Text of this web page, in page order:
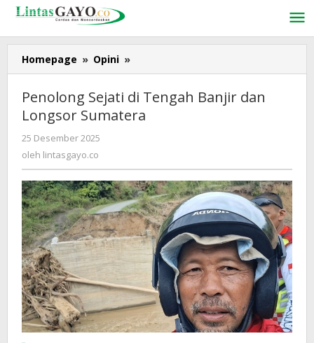
Lewati
konten
Homepage » Opini »
Sejati
di
Tengah
Banjir
Penolong Sejati di Tengah Banjir dan
Longsor Sumatera
25 Desember 2025
oleh lintasgayo.co